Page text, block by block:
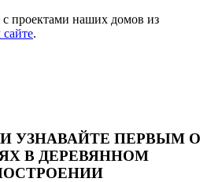
проектами наших домов из
.
УЗНАВАЙТЕ ПЕРВЫМ О
В ДЕРЕВЯННОМ